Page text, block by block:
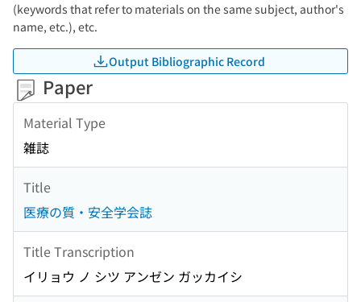
(keywords that refer to materials on the same subject, author's
name, etc.), etc.
Output Bibliographic Record
Paper
Material Type
雑誌
Title
医療の質・安全学会誌
Title Transcription
イリョウ ノ シツ アンゼン ガッカイシ